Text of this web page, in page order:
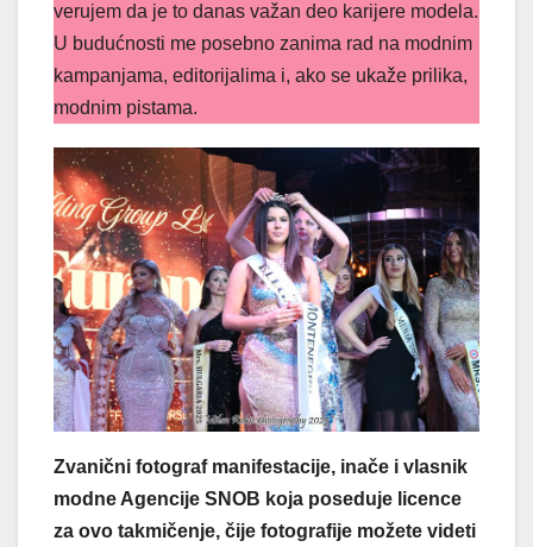
verujem da je to danas važan deo karijere modela.
U budućnosti me posebno zanima rad na modnim
kampanjama, editorijalima i, ako se ukaže prilika,
modnim pistama.
Zvanični fotograf manifestacije, inače i vlasnik
modne Agencije SNOB koja poseduje licence
za ovo takmičenje, čije fotografije možete videti